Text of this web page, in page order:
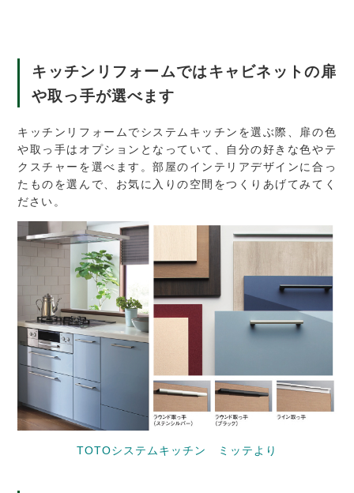
キッチンリフォームではキャビネットの扉
や取っ手が選べます
キッチンリフォームでシステムキッチンを選ぶ際、扉の色
や取っ手はオプションとなっていて、自分の好きな色やテ
クスチャーを選べます。部屋のインテリアデザインに合っ
たものを選んで、お気に入りの空間をつくりあげてみてく
ださい。
TOTOシステムキッチン ミッテより